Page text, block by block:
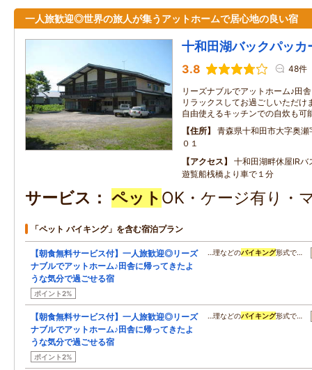
一人旅歓迎◎世界の旅人が集うアットホームで居心地の良い宿
十和田湖バックパッカ
3.8 48件
リーズナブルでアットホーム♪田
リラックスしてお過ごしいただけ
自由使えるキッチンでの自炊も
住所
青森県十和田市大字奥
０１
アクセス
十和田湖畔休屋IRバ
遊覧船桟橋より車で１分
サービス ペット OK・ケージ有り・
「ペット バイキング」を含む宿泊プラン
【朝食無料サービス付】一人旅歓迎◎リーズ
ナブルでアットホーム♪田舎に帰ってきたよ
うな気分で過ごせる宿
ポイント2%
…理などのバイキング形式で…
【朝食無料サービス付】一人旅歓迎◎リーズ
ナブルでアットホーム♪田舎に帰ってきたよ
うな気分で過ごせる宿
ポイント2%
…理などのバイキング形式で…